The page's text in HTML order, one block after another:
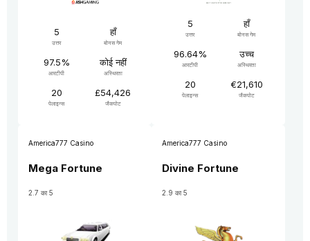
5
उत्तर
हाँ
बोनस गेम
97.5%
आरटीपी
कोई नहीं
अस्थिरता
20
पेलाइन्स
£54,426
जैकपोट
5
उत्तर
हाँ
बोनस गेम
96.64%
आरटीपी
उच्च
अस्थिरता
20
पेलाइन्स
€21,610
जैकपोट
America777 Casino
Mega Fortune
2.7 का 5
America777 Casino
Divine Fortune
2.9 का 5